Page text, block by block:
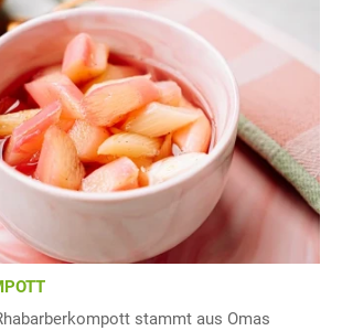
stammt aus Omas